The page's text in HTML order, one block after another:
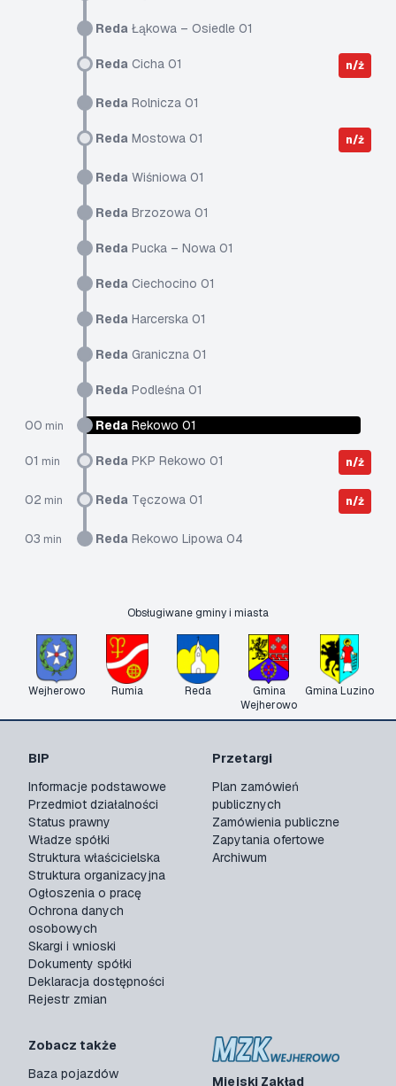
Reda Łąkowa – Osiedle 01
Reda Cicha 01 n/ż
Reda Rolnicza 01
Reda Mostowa 01 n/ż
Reda Wiśniowa 01
Reda Brzozowa 01
Reda Pucka – Nowa 01
Reda Ciechocino 01
Reda Harcerska 01
Reda Graniczna 01
Reda Podleśna 01
00 min Reda Rekowo 01
01 min Reda PKP Rekowo 01 n/ż
02 min Reda Tęczowa 01 n/ż
03 min Reda Rekowo Lipowa 04
Obsługiwane gminy i miasta
Wejherowo Rumia Reda
Gmina
Wejherowo
Gmina Luzino
Miejski Zakład
BIP
Informacje podstawowe
Przedmiot działalności
Status prawny
Władze spółki
Struktura właścicielska
Struktura organizacyjna
Ogłoszenia o pracę
Ochrona danych
osobowych
Skargi i wnioski
Dokumenty spółki
Deklaracja dostępności
Rejestr zmian
Przetargi
Plan zamówień
publicznych
Zamówienia publiczne
Zapytania ofertowe
Archiwum
Zobacz także
Baza pojazdów